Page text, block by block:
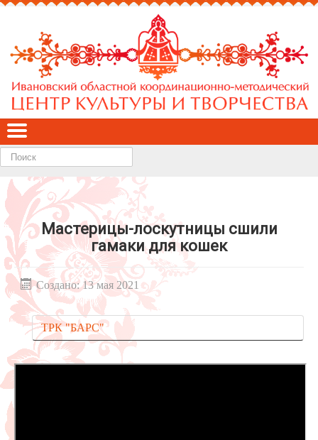
Найти
Мастерицы-лоскутницы сшили
гамаки для кошек
Создано: 13 мая 2021
ТРК "БАРС"